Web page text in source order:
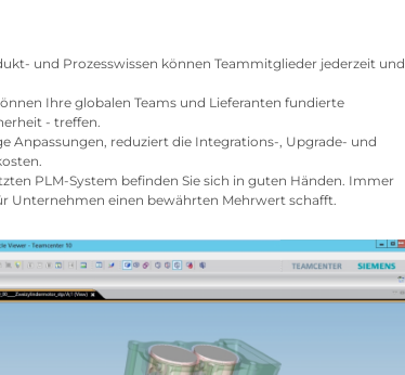
und Prozesswissen können Teammitglieder jederzeit und
Ihre globalen Teams und Lieferanten fundierte
- treffen.
Anpassungen, reduziert die Integrations-, Upgrade- und
PLM-System befinden Sie sich in guten Händen. Immer
Unternehmen einen bewährten Mehrwert schafft.